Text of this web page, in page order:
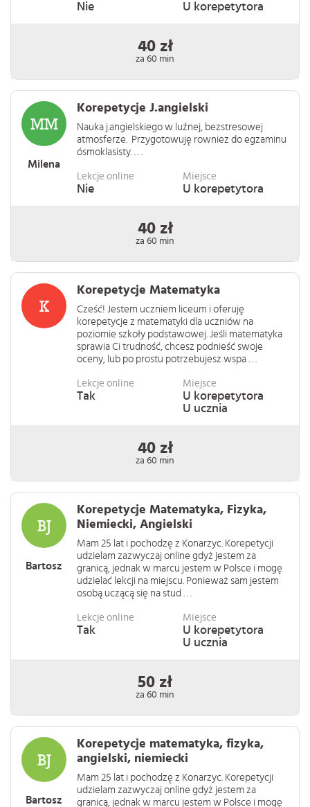
Nie U korepetytora
40 zł
za 60 min
Milena
Korepetycje J.angielski
Nauka j.angielskiego w luźnej, bezstresowej
atmosferze. Przygotowuję rowniez do egzaminu
ósmoklasisty. . . .
Lekcje online
Nie
Miejsce
U korepetytora
40 zł
za 60 min
Korepetycje Matematyka
Cześć! Jestem uczniem liceum i oferuję
korepetycje z matematyki dla uczniów na
poziomie szkoły podstawowej. Jeśli matematyka
sprawia Ci trudność, chcesz podnieść swoje
oceny, lub po prostu potrzebujesz wspa . . .
Lekcje online
Tak
Miejsce
U korepetytora
U ucznia
40 zł
za 60 min
Bartosz
Korepetycje Matematyka, Fizyka,
Niemiecki, Angielski
Mam 25 lat i pochodzę z Konarzyc. Korepetycji
udzielam zazwyczaj online gdyż jestem za
granicą, jednak w marcu jestem w Polsce i mogę
udzielać lekcji na miejscu. Ponieważ sam jestem
osobą uczącą się na stud . . .
Lekcje online
Tak
Miejsce
U korepetytora
U ucznia
50 zł
za 60 min
Bartosz
Korepetycje matematyka, fizyka,
angielski, niemiecki
Mam 25 lat i pochodzę z Konarzyc. Korepetycji
udzielam zazwyczaj online gdyż jestem za
granicą, jednak w marcu jestem w Polsce i mogę